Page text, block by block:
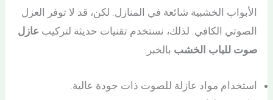
الأبواب الخشبية شائعة في المنازل. لكن، قد لا توفر العزل
الصوتي الكافي. لذلك، نستخدم تقنيات حديثة لتركيب عازل
صوت للباب الخشب بالخبر.
استخدام مواد عازلة للصوت ذات جودة عالية.